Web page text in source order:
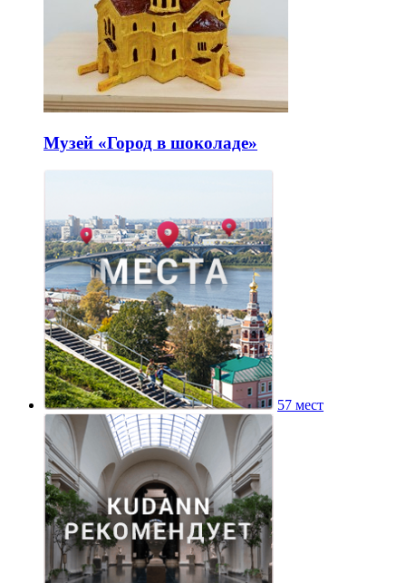
Музей «Город в шоколаде»
57 мест